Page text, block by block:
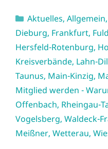
Kategorien
Aktuelles, Allgemein,
Dieburg, Frankfurt,
Hersfeld-Rotenburg,
Kreisverbände, Lahn-
Taunus, Main-Kinzig,
Mitglied werden -
Offenbach, Rheingau-
Vogelsberg, Waldeck-
Meißner, Wetterau,